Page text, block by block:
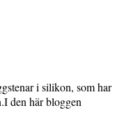
i silikon, som har
den här bloggen